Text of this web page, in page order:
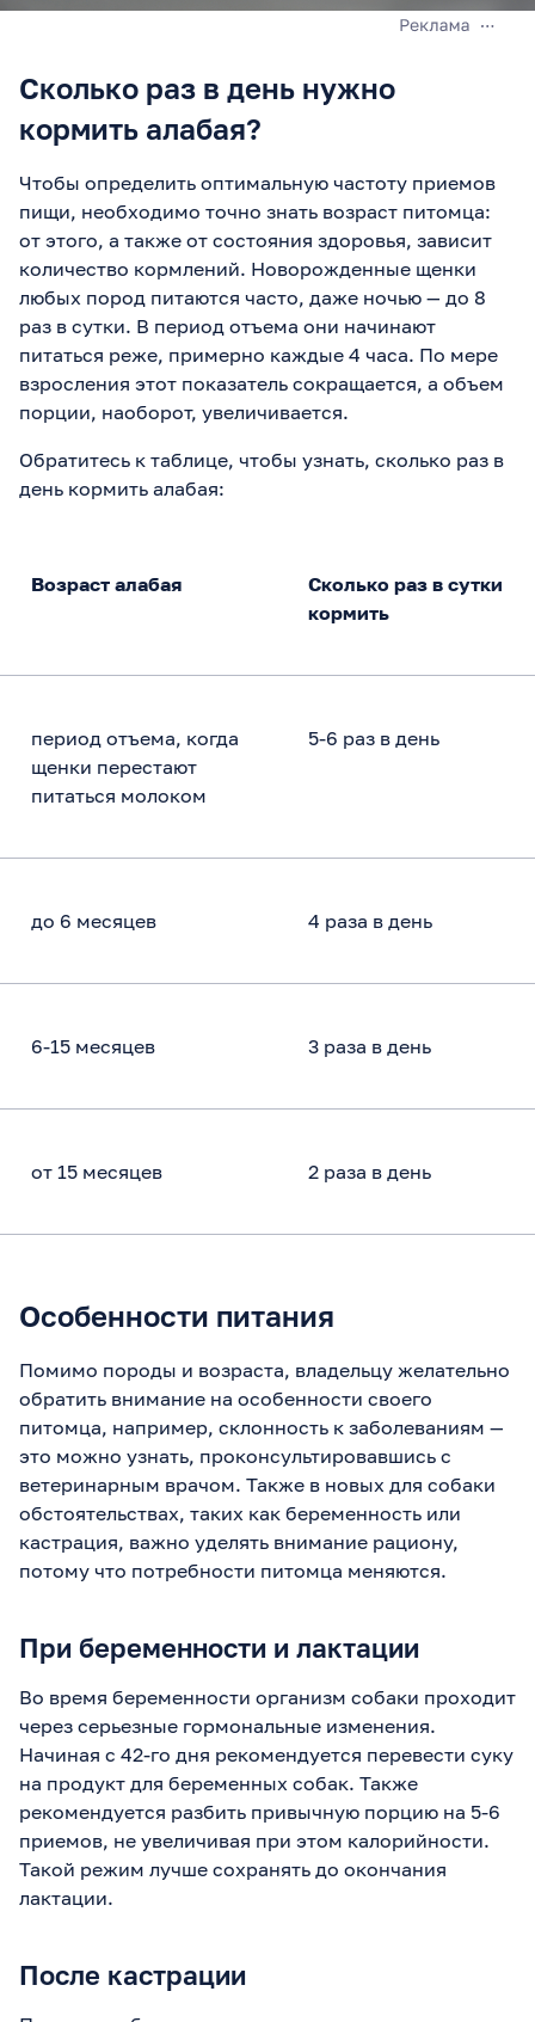
Сколько раз в день нужно
кормить алабая?
Чтобы определить оптимальную частоту приемов
пищи, необходимо точно знать возраст питомца:
от этого, а также от состояния здоровья, зависит
количество кормлений. Новорожденные щенки
любых пород питаются часто, даже ночью — до 8
раз в сутки. В период отъема они начинают
питаться реже, примерно каждые 4 часа. По мере
взросления этот показатель сокращается, а объем
порции, наоборот, увеличивается.
Обратитесь к таблице, чтобы узнать, сколько раз в
день кормить алабая:
Возраст алабая
Сколько раз в сутки
кормить
период отъема, когда
щенки перестают
питаться молоком
5-6 раз в день
до 6 месяцев 4 раза в день
6-15 месяцев 3 раза в день
от 15 месяцев 2 раза в день
Особенности питания
Помимо породы и возраста, владельцу желательно
обратить внимание на особенности своего
питомца, например, склонность к заболеваниям —
это можно узнать, проконсультировавшись с
ветеринарным врачом. Также в новых для собаки
обстоятельствах, таких как беременность или
кастрация, важно уделять внимание рациону,
потому что потребности питомца меняются.
При беременности и лактации
Во время беременности организм собаки проходит
через серьезные гормональные изменения.
Начиная с 42-го дня рекомендуется перевести суку
на продукт для беременных собак. Также
рекомендуется разбить привычную порцию на 5-6
приемов, не увеличивая при этом калорийности.
Такой режим лучше сохранять до окончания
лактации.
После кастрации